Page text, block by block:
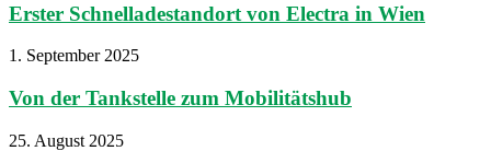
Erster Schnelladestandort von Electra in Wien
1. September 2025
Von der Tankstelle zum Mobilitätshub
25. August 2025